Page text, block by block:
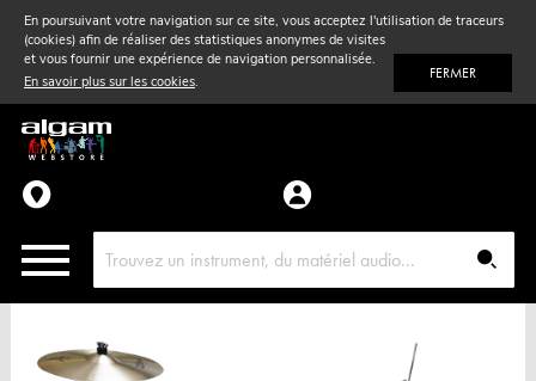
En poursuivant votre navigation sur ce site, vous acceptez l'utilisation de traceurs
(cookies) afin de réaliser des statistiques anonymes de visites
et vous fournir une expérience de navigation personnalisée.
En savoir plus sur les cookies. FERMER
Vent& Violon
Accessoires
Pièces détachées